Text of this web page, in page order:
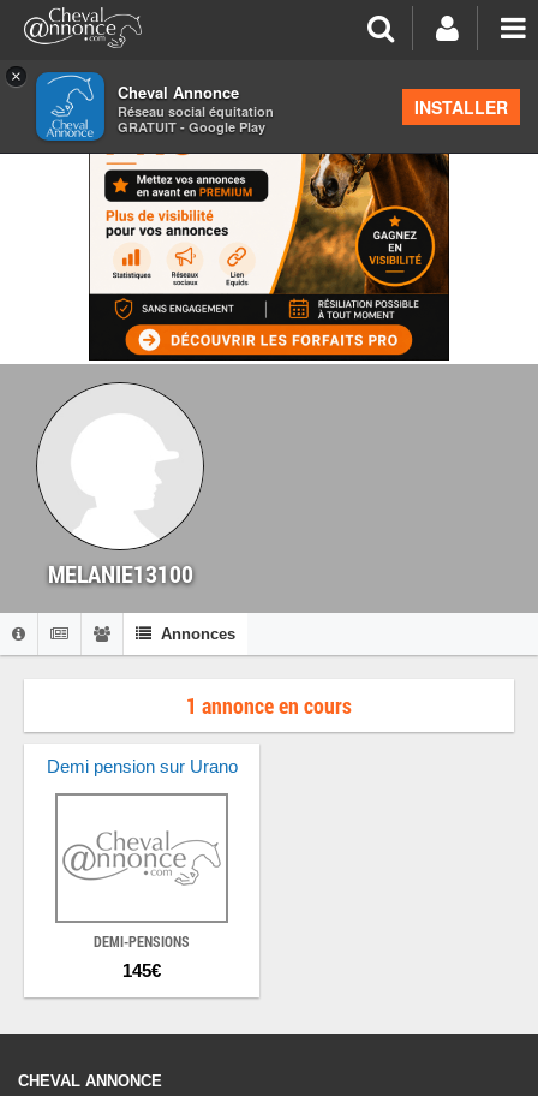
×
Cheval Annonce
Réseau social équitation
GRATUIT - Google Play
INSTALLER
MELANIE13100
Annonces
1 annonce en cours
Demi pension sur Urano
DEMI-PENSIONS
145€
CHEVAL ANNONCE